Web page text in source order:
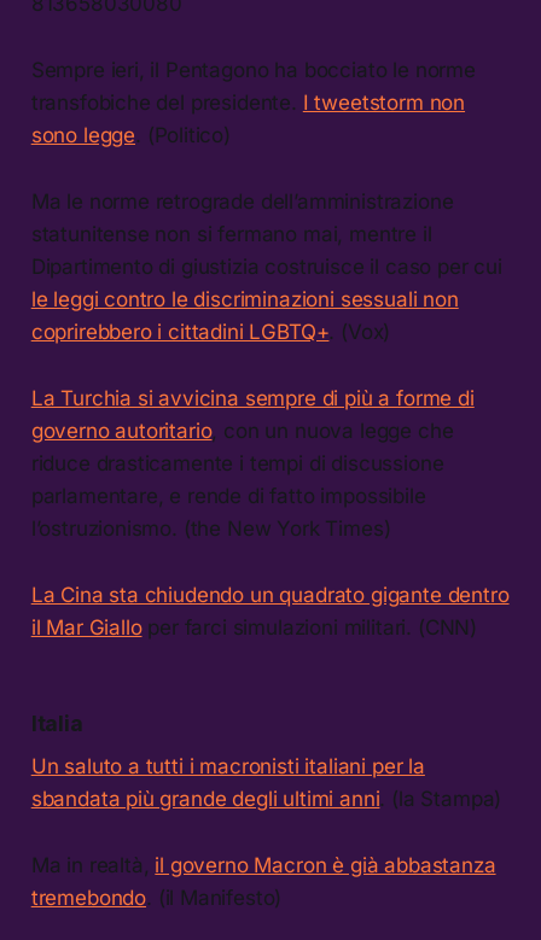
Sempre ieri, il Pentagono ha bocciato le norme
transfobiche del presidente. I tweetstorm non
sono legge. (Politico)
Ma le norme retrograde dell’amministrazione
statunitense non si fermano mai, mentre il
Dipartimento di giustizia costruisce il caso per cui
le leggi contro le discriminazioni sessuali non
coprirebbero i cittadini LGBTQ+. (Vox)
La Turchia si avvicina sempre di più a forme di
governo autoritario, con un nuova legge che
riduce drasticamente i tempi di discussione
parlamentare, e rende di fatto impossibile
l’ostruzionismo. (the New York Times)
La Cina sta chiudendo un quadrato gigante dentro
il Mar Gialloper farci simulazioni militari. (CNN)
Italia
Un saluto a tutti i macronisti italiani per la
sbandata più grande degli ultimi anni. (la Stampa)
Ma in realtà, il governo Macron è già abbastanza
tremebondo. (il Manifesto)